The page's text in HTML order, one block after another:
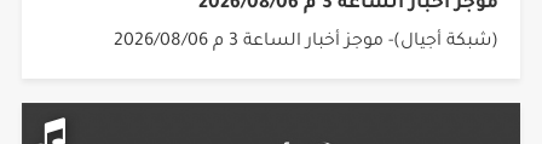
(شبكة أجيال)- موجز أخبار الساعة 3 م 2026/08/06